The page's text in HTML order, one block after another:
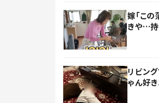
嫁「こ
きや…持
リビン
ゃん好